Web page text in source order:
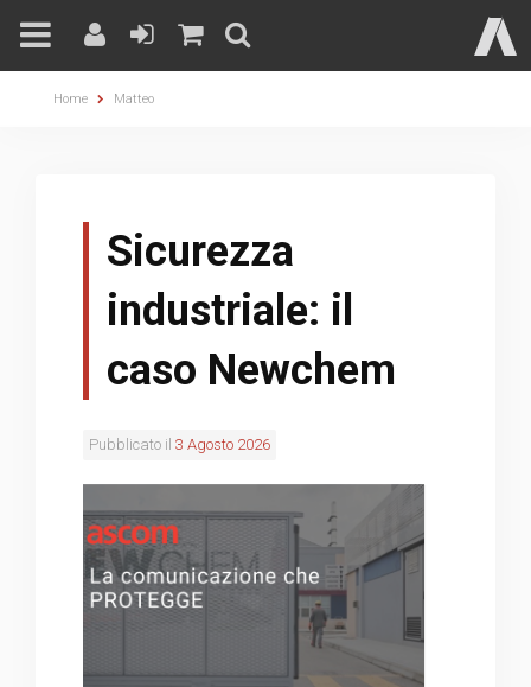
Home Matteo
Sicurezza
industriale: il
caso Newchem
Pubblicato il 3 Agosto 2026